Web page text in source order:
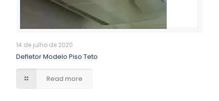
14 de julho de 2020
Defletor Modelo Piso Teto
Read more